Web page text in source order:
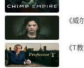
《威
《T